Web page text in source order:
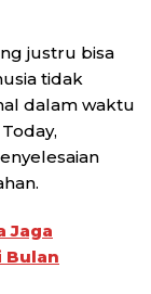
justru bisa
tidak
dalam waktu
Jaga
Bulan